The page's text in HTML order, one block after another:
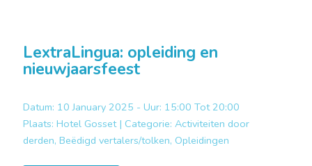
LextraLingua: opleiding en
nieuwjaarsfeest
Datum: 10 January 2025 - Uur: 15:00 Tot 20:00
Plaats: Hotel Gosset | Categorie: Activiteiten door
derden, Beëdigd vertalers/tolken, Opleidingen